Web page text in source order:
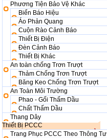
Phương Tiện Bảo Vệ Khác
Biển Báo Hiệu
Áo Phản Quang
Cuộn Rào Cảnh Báo
Thiết Bị Điện
Đèn Cảnh Báo
Thiết Bị Khác
An toàn chống Trơn Trượt
Thảm Chống Trơn Trượt
Băng Keo Chống Trơn Trượt
An Toàn Môi Trường
Phao - Gối Thấm Dầu
Chất Thấm Dầu
Thang Dây
Thiết Bị PCCC
Trang Phục PCCC Theo Thông Tư